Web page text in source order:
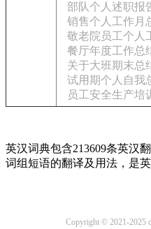
部队个人述职报
销售个人工作月
敬老院员工个人
餐厅年度工作总
关于大班期末总
试用期个人自我
员工安全生产培
英汉词典包含213609条英汉
词组短语的翻译及用法，是
Copyright © 2021-2025